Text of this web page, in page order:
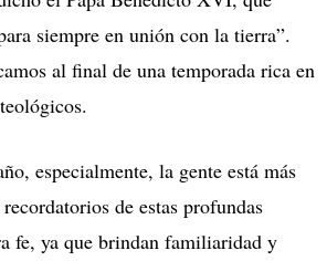
siempre en unión con la tierra”.
al final de una temporada rica en
especialmente, la gente está más
de estas profundas
fe, ya que brindan familiaridad y